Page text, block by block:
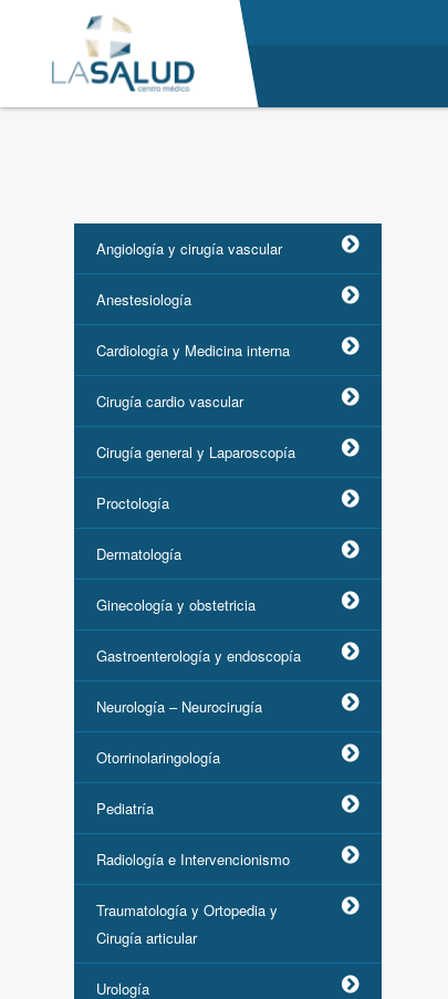
Angiología y cirugía vascular
Anestesiología
Cardiología y Medicina interna
Cirugía cardio vascular
Cirugía general y Laparoscopía
Proctología
Dermatología
Ginecología y obstetricia
Gastroenterología y endoscopía
Neurología – Neurocirugía
Otorrinolaringología
Pediatría
Radiología e Intervencionismo
Traumatología y Ortopedia y
Cirugía articular
Urología